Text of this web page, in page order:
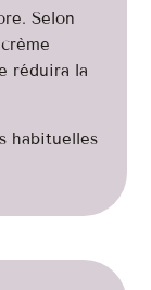
Selon
réduira la
habituelles